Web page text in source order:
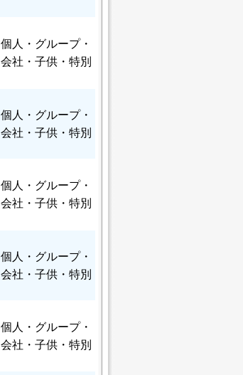
個人
・グループ・
会社・子供・特別
個人
・グループ・
会社・子供・特別
個人
・グループ・
会社・子供・特別
個人
・グループ・
会社・子供・特別
個人
・グループ・
会社・子供・特別